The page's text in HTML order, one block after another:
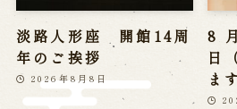
関連施設
通販サイトうずのくに
道の駅うずしお
うずの丘大鳴門橋記念館
淡路人形座 開館14周
年のご挨拶
2026年8月8日
8
日
ます